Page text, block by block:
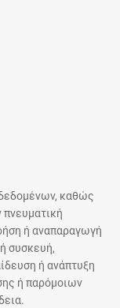
καθώς
πνευματική
ή αναπαραγωγή
συσκευή,
ή ανάπτυξη
ή παρόμοιων